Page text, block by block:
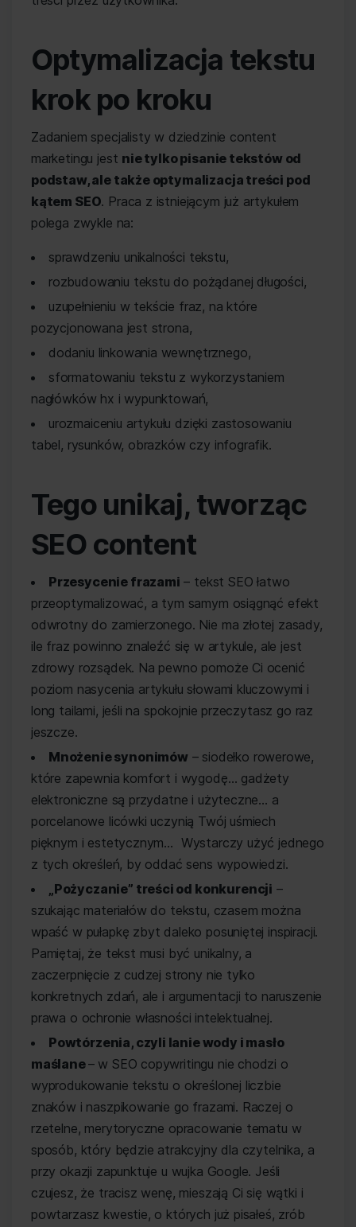
Optymalizacja tekstu
krok po kroku
Zadaniem specjalisty w dziedzinie content
marketingu jest nie tylko pisanie tekstów od
podstaw, ale także optymalizacja treści pod
kątem SEO. Praca z istniejącym już artykułem
polega zwykle na:
sprawdzeniu unikalności tekstu,
rozbudowaniu tekstu do pożądanej długości,
uzupełnieniu w tekście fraz, na które
pozycjonowana jest strona,
dodaniu linkowania wewnętrznego,
sformatowaniu tekstu z wykorzystaniem
nagłówków hx i wypunktowań,
urozmaiceniu artykułu dzięki zastosowaniu
tabel, rysunków, obrazków czy infografik.
Tego unikaj, tworząc
SEO content
Przesycenie frazami – tekst SEO łatwo
przeoptymalizować, a tym samym osiągnąć efekt
odwrotny do zamierzonego. Nie ma złotej zasady,
ile fraz powinno znaleźć się w artykule, ale jest
zdrowy rozsądek. Na pewno pomoże Ci ocenić
poziom nasycenia artykułu słowami kluczowymi i
long tailami, jeśli na spokojnie przeczytasz go raz
jeszcze.
Mnożenie synonimów– siodełko rowerowe,
które zapewnia komfort i wygodę… gadżety
elektroniczne są przydatne i użyteczne… a
porcelanowe licówki uczynią Twój uśmiech
pięknym i estetycznym… Wystarczy użyć jednego
z tych określeń, by oddać sens wypowiedzi.
„Pożyczanie” treści od konkurencji –
szukając materiałów do tekstu, czasem można
wpaść w pułapkę zbyt daleko posuniętej inspiracji.
Pamiętaj, że tekst musi być unikalny, a
zaczerpnięcie z cudzej strony nie tylko
konkretnych zdań, ale i argumentacji to naruszenie
prawa o ochronie własności intelektualnej.
Powtórzenia, czyli lanie wody i masło
maślane– w SEO copywritingu nie chodzi o
wyprodukowanie tekstu o określonej liczbie
znaków i naszpikowanie go frazami. Raczej o
rzetelne, merytoryczne opracowanie tematu w
sposób, który będzie atrakcyjny dla czytelnika, a
przy okazji zapunktuje u wujka Google. Jeśli
czujesz, że tracisz wenę, mieszają Ci się wątki i
powtarzasz kwestie, o których już pisałeś, zrób